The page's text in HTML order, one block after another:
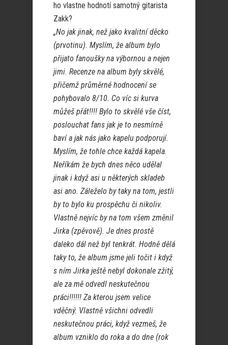
ho vlastne hodnotí samotný gitarista
Zakk?
„No jak jinak, než jako kvalitní děcko
(prvotinu). Myslím, že album bylo
přijato fanoušky na výbornou a nejen
jimi. Recenze na album byly skvělé,
přičemž průměrné hodnocení se
pohybovalo 8/10. Co víc si kurva
můžeš přát!!!! Bylo to skvělé vše číst,
poslouchat fans jak je to nesmírně
baví a jak nás jako kapelu podporují.
Myslím, že tohle chce každá kapela.
Neříkám že bych dnes něco udělal
jinak i když asi u některých skladeb
asi ano. Záleželo by taky na tom, jestli
by to bylo ku prospěchu či nikoliv.
Vlastně nejvíc by na tom všem změnil
Jirka (zpěvově). Je dnes prostě
daleko dál než byl tenkrát. Hodně dělá
taky to, že album jsme jeli točit i když
s ním Jirka ještě nebyl dokonale zžitý,
ale za mě odvedl neskutečnou
práci!!!!!! Za kterou jsem velice
vděčný. Vlastně všichni odvedli
neskutečnou práci, když vezmeš, že
album vzniklo do roka a do dne (rok